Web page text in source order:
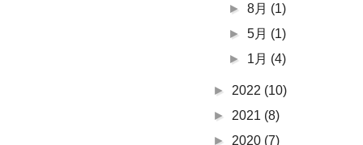
►8月 (1)
►5月 (1)
► 1月 (4)
► 2022 (10)
► 2021 (8)
► 2020 (7)